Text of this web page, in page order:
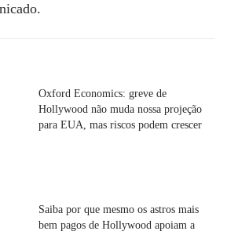
Oxford Economics: greve de
Hollywood não muda nossa projeção
para EUA, mas riscos podem crescer
Saiba por que mesmo os astros mais
bem pagos de Hollywood apoiam a